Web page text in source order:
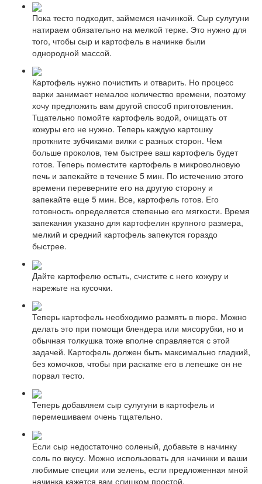
Пока тесто подходит, займемся начинкой. Сыр сулугуни
натираем обязательно на мелкой терке. Это нужно для
того, чтобы сыр и картофель в начинке были
однородной массой.
Картофель нужно почистить и отварить. Но процесс
варки занимает немалое количество времени, поэтому
хочу предложить вам другой способ приготовления.
Тщательно помойте картофель водой, очищать от
кожуры его не нужно. Теперь каждую картошку
проткните зубчиками вилки с разных сторон. Чем
больше проколов, тем быстрее ваш картофель будет
готов. Теперь поместите картофель в микроволновую
печь и запекайте в течение 5 мин. По истечению этого
времени переверните его на другую сторону и
запекайте еще 5 мин. Все, картофель готов. Его
готовность определяется степенью его мягкости. Время
запекания указано для картофелин крупного размера,
мелкий и средний картофель запекутся гораздо
быстрее.
Дайте картофелю остыть, счистите с него кожуру и
нарежьте на кусочки.
Теперь картофель необходимо размять в пюре. Можно
делать это при помощи блендера или мясорубки, но и
обычная толкушка тоже вполне справляется с этой
задачей. Картофель должен быть максимально гладкий,
без комочков, чтобы при раскатке его в лепешке он не
порвал тесто.
Теперь добавляем сыр сулугуни в картофель и
перемешиваем очень тщательно.
Если сыр недостаточно соленый, добавьте в начинку
соль по вкусу. Можно использовать для начинки и ваши
любимые специи или зелень, если предложенная мной
начинка кажется вам слишком простой.